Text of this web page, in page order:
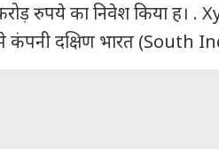
रुपये का निवेश किया ह। .
कंपनी दक्षिण भारत (South